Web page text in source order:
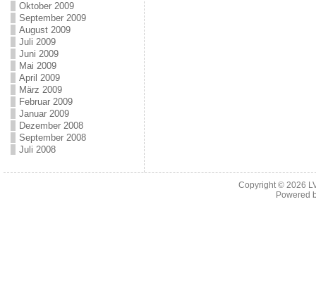
Oktober 2009
September 2009
August 2009
Juli 2009
Juni 2009
Mai 2009
April 2009
März 2009
Februar 2009
Januar 2009
Dezember 2008
September 2008
Juli 2008
Copyright © 2026
Powered